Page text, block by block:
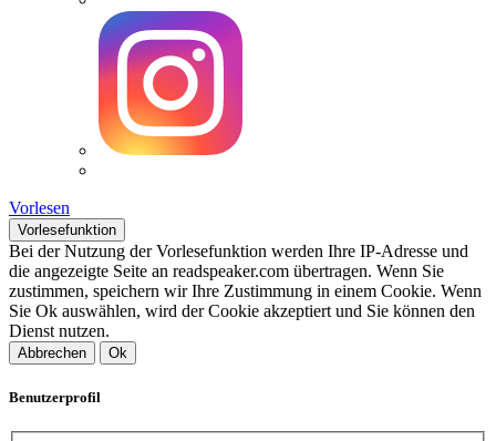
Vorlesen
Vorlesefunktion
Bei der Nutzung der Vorlesefunktion werden Ihre IP-Adresse und
die angezeigte Seite an readspeaker.com übertragen. Wenn Sie
zustimmen, speichern wir Ihre Zustimmung in einem Cookie. Wenn
Sie Ok auswählen, wird der Cookie akzeptiert und Sie können den
Dienst nutzen.
Abbrechen Ok
Benutzerprofil